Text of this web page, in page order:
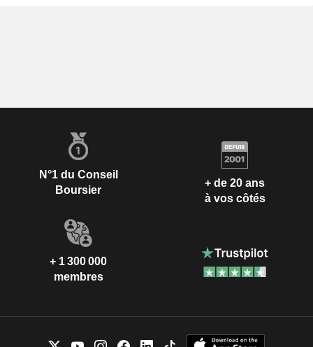
N°1 du Conseil
Boursier
+ de 20 ans
à vos côtés
+ 1 300 000
membres